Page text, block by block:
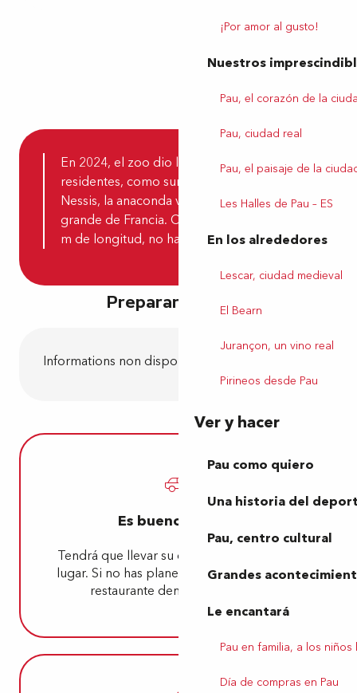
¡Por amor al gusto!
Nuestros
Pau, el corazón de la
Pau, ciudad real
Pau, el paisaje de la
Les Halles de Pau – ES
En los alrededores
Lescar, ciudad medieval
El Bearn
Jurançon, un vino real
Pirineos desde Pau
Ver y hacer
Pau como quiero
Una historia del
Pau, centro cultural
Grandes
Le encantará
Pau en familia, a los niños
Día de compras en Pau
En 2024, el zoo dio la bienvenida a nuevos
residentes, como suricatas y, sobre todo, a
Nessis, la anaconda verde hembra más
grande de Francia. Con 10 kg de peso y 6
m de longitud, no hay que meterse con ella.
Preparar su visita
Informations non disponibles
Es bueno saberlo
Tendrá que llevar su coche y aparcar en el
lugar. Si no has planeado un picnic, hay un
restaurante dentro del parque.